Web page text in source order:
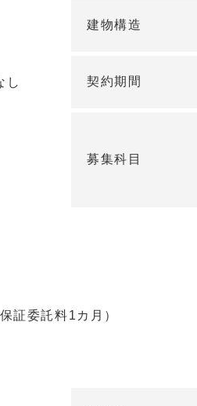
建物構造
し 契約期間
募集科目
証委託料1カ月）